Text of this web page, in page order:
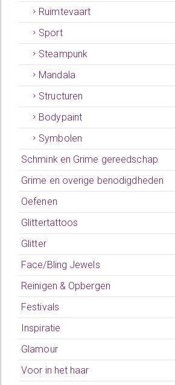
Ruimtevaart
Sport
Steampunk
Mandala
Structuren
Bodypaint
Symbolen
Schmink en Grime gereedschap
Grime en overige benodigdheden
Oefenen
Glittertattoos
Glitter
Face/Bling Jewels
Reinigen & Opbergen
Festivals
Inspiratie
Glamour
Voor in het haar